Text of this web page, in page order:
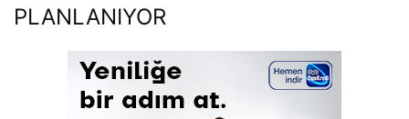
PLANLANIYOR